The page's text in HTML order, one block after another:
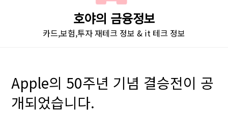
호야의 금융정보
카드,보험,투자 재테크 정보 & it 테크 정보
Apple의 50주년 기념 결승전이 공
개되었습니다.